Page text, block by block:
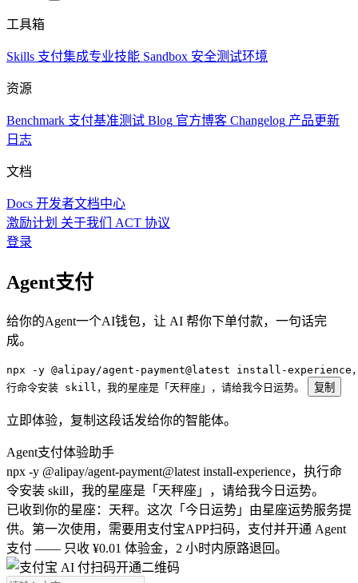
工具箱
Skills 支付集成专业技能 Sandbox 安全测试环境
资源
Benchmark 支付基准测试 Blog 官方博客 Changelog 产品更新
日志
文档
Docs 开发者文档中心
激励计划 关于我们 ACT 协议
登录
Agent支付
给你的Agent一个AI钱包，让 AI 帮你下单付款，一句话完
成。
npx -y @alipay/agent-payment@latest install-experience
行命令安装 skill，我的星座是「天秤座」，请给我今日运势。
复制
立即体验，复制这段话发给你的智能体。
Agent支付体验助手
npx -y @alipay/agent-payment@latest install-experience，执行命
令安装 skill，我的星座是「天秤座」，请给我今日运势。
已收到你的星座：天秤。这次「今日运势」由星座运势服务提
供。第一次使用，需要用支付宝APP扫码，支付并开通 Agent
支付 —— 只收 ¥0.01 体验金，2 小时内原路退回。